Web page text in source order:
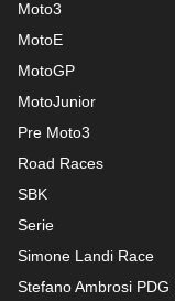
Moto3
MotoE
MotoGP
MotoJunior
Pre Moto3
Road Races
SBK
Serie
Simone Landi Race
Stefano Ambrosi PDG